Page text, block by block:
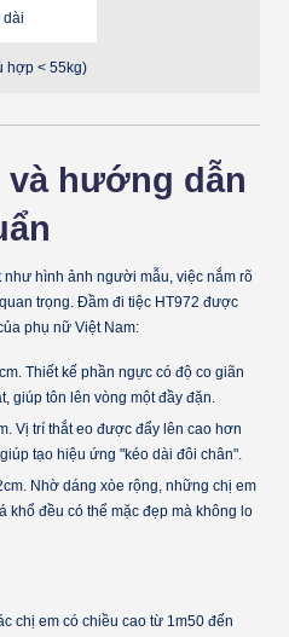
dài
hợp < 55kg)
hướng dẫn
hình ảnh người mẫu, việc nắm rõ
trọng. Đầm đi tiệc HT972 được
phụ nữ Việt Nam:
Thiết kế phần ngực có độ co giãn
giúp tôn lên vòng một đầy đặn.
Vị trí thắt eo được đẩy lên cao hơn
tạo hiệu ứng "kéo dài đôi chân".
Nhờ dáng xòe rộng, những chị em
khổ đều có thể mặc đẹp mà không lo
chị em có chiều cao từ 1m50 đến